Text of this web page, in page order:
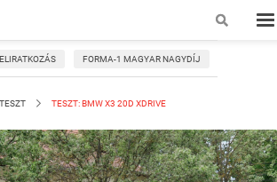
FORMA-1 MAGYAR NAGYDÍJ
TESZT: BMW X3 20D XDRIVE